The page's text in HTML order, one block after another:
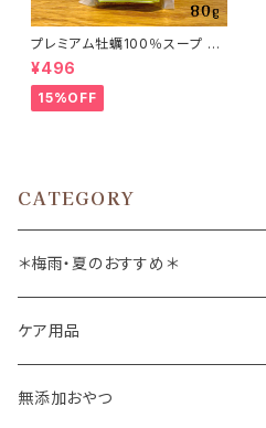
プレミアム牡蠣100％スープ 80
g ジミーズパウ
¥496
15%OFF
CATEGORY
＊梅雨・夏のおすすめ＊
ケア用品
肉球バーム
無添加おやつ